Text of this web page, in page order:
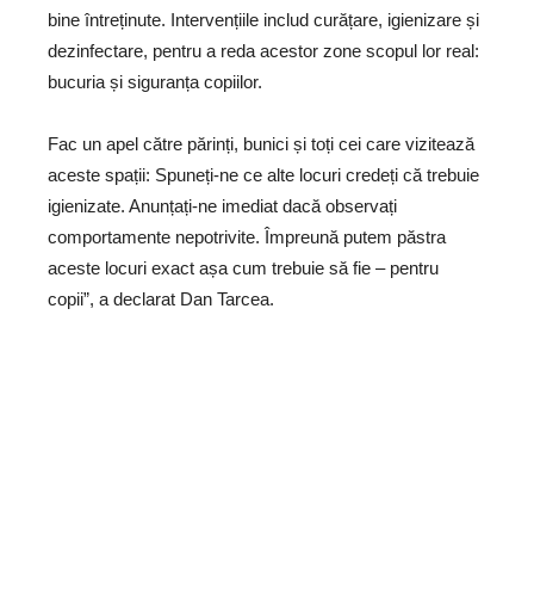
bine întreținute. Intervențiile includ curățare, igienizare și
dezinfectare, pentru a reda acestor zone scopul lor real:
bucuria și siguranța copiilor.
Fac un apel către părinți, bunici și toți cei care vizitează
aceste spații: Spuneți-ne ce alte locuri credeți că trebuie
igienizate. Anunțați-ne imediat dacă observați
comportamente nepotrivite. Împreună putem păstra
aceste locuri exact așa cum trebuie să fie – pentru
copii”, a declarat Dan Tarcea.